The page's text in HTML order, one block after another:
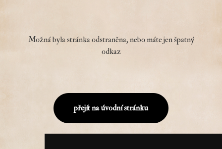
Možná byla stránka odstraněna, nebo máte jen špatný
odkaz
přejít na úvodní stránku